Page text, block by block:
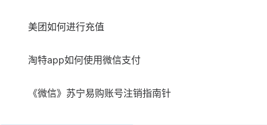
美团如何进行充值
淘特app如何使用微信支付
《微信》苏宁易购账号注销指南针